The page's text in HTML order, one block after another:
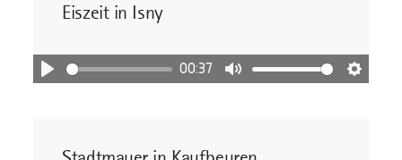
Eiszeit in Isny
Abspielen
00:37
Stummschaltung